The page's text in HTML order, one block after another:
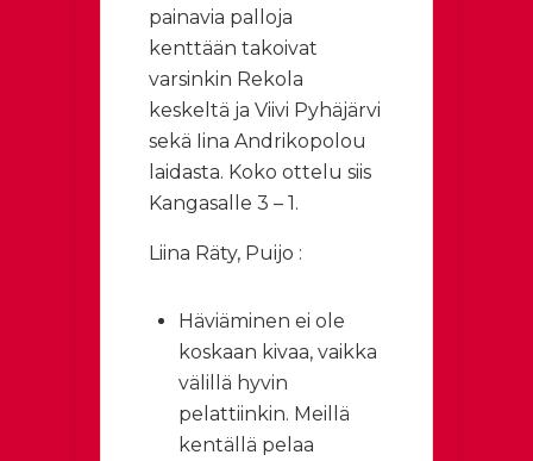
painavia palloja
kenttään takoivat
varsinkin Rekola
keskeltä ja Viivi Pyhäjärvi
sekä Iina Andrikopolou
laidasta. Koko ottelu siis
Kangasalle 3 – 1.
Liina Räty, Puijo :
Häviäminen ei ole
koskaan kivaa, vaikka
välillä hyvin
pelattiinkin. Meillä
kentällä pelaa